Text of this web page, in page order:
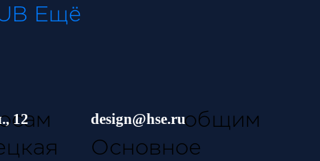
Ещё
12 design@hse.ru
Основное